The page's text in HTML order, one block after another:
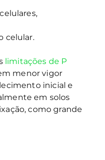
celular.
limitações de P
menor vigor
inicial e
em solos
como grande